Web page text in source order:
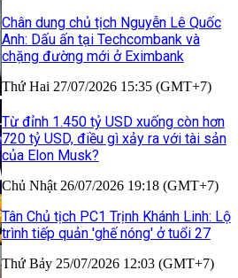
Chân dung chủ tịch Nguyễn Lê Quốc
Anh: Dấu ấn tại Techcombank và
chặng đường mới ở Eximbank
Thứ Hai 27/07/2026 15:35 (GMT+7)
Từ đỉnh 1.450 tỷ USD xuống còn hơn
720 tỷ USD, điều gì xảy ra với tài sản
của Elon Musk?
Chủ Nhật 26/07/2026 19:18 (GMT+7)
Tân Chủ tịch PC1 Trịnh Khánh Linh: Lộ
trình tiếp quản 'ghế nóng' ở tuổi 27
Thứ Bảy 25/07/2026 12:03 (GMT+7)